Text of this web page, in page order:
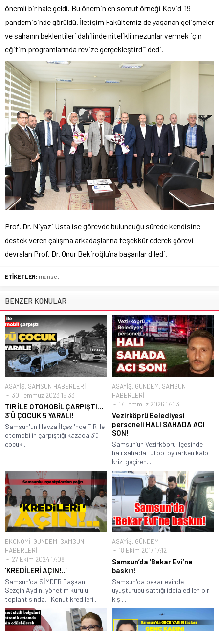
önemli bir hale geldi. Bu önemin en somut örneği Kovid-19
pandemisinde görüldü. İletişim Fakültemiz de yaşanan gelişmeler
ve sahanın beklentileri dahilinde nitelikli mezunlar vermek için
eğitim programlarında revize gerçekleştirdi” dedi.
Prof. Dr. Niyazi Usta ise görevde bulunduğu sürede kendisine
destek veren çalışma arkadaşlarına teşekkür ederek görevi
devralan Prof. Dr. Onur Bekiroğlu’na başarılar diledi.
ETİKETLER: manset
BENZER KONULAR
ASAYİŞ, SAMSUN HABERLERİ
30 Temmuz 2023 15:33
TIR İLE OTOMOBİL ÇARPIŞTI…
3’Ü ÇOCUK 5 YARALI!
Samsun'un Havza İlçesi'nde TIR ile
otomobilin çarpıştığı kazada 3’ü
çocuk...
ASAYİŞ, GÜNDEM, SAMSUN
HABERLERİ
17 Temmuz 2026 17:03
Vezirköprü Belediyesi
personeli HALI SAHADA ACI
SON!
Samsun’un Vezirköprü ilçesinde
halı sahada futbol oynarken kalp
krizi geçiren...
EKONOMİ, GÜNDEM, SAMSUN
HABERLERİ
27 Ekim 2024 17:08
‘KREDİLERİ AÇIN!..’
Samsun'da SİMDER Başkanı
Sezgin Aydın, yönetim kurulu
toplantısında, "Konut kredileri...
ASAYİŞ, GÜNDEM
18 Ekim 2017 17:12
Samsun’da ‘Bekar Evi’ne
baskın!
Samsun'da bekar evinde
uyuşturucu sattığı iddia edilen bir
kişi...